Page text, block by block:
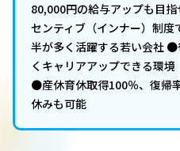
80,000円の給与アップも目
センティブ（インナー）制
半が多く活躍する若い会社
くキャリアアップできる環境
●産休育休取得100％、復帰
休みも可能